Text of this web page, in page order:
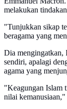
melakukan
"Tunjukkan sikap
beragama yang
Dia mengingatkan,
sendiri, apalagi
agama yang
"Keagungan Islam
nilai